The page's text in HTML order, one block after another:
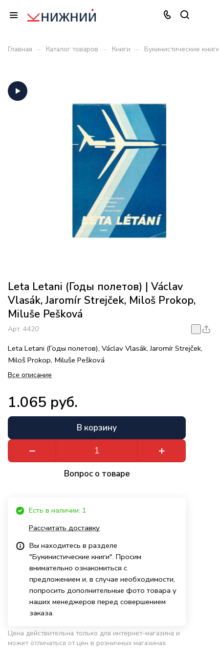
Главная – Каталог товаров – Книги – Букинистические
Leta Letani (Годы полетов) | Václav
Vlasák, Jaromír Strejček, Miloš Prokop,
Miluše Pešková
Арт. 4420
Leta Letani (Годы полетов), Václav Vlasák, Jaromír Strejček,
Miloš Prokop, Miluše Pešková
Все описание
1.065 руб.
В корзину
Вопрос о товаре
Есть в наличии: 1
Рассчитать доставку
Вы находитесь в разделе
"Букинистические книги". Просим
внимательно ознакомиться с
предложением и, в случае необходимости,
попросить дополнительные фото товара у
наших менеджеров перед совершением
заказа.
Цена действительна только для интернет-магазина и
может отличаться от цен в розничных магазинах